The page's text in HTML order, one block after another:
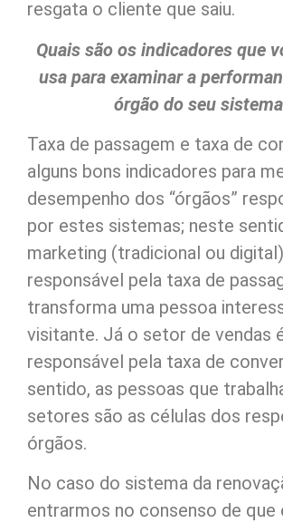
resgata o cliente que saiu.
Quais são os indicadores que
usa para examinar a
órgão do seu
Taxa de passagem e taxa de
alguns bons indicadores para
desempenho dos “órgãos”
por estes sistemas; neste
marketing (tradicional ou
responsável pela taxa de
transforma uma pessoa
visitante. Já o setor de vendas
responsável pela taxa de
sentido, as pessoas que
setores são as células dos
órgãos.
No caso do sistema da
entrarmos no consenso de que